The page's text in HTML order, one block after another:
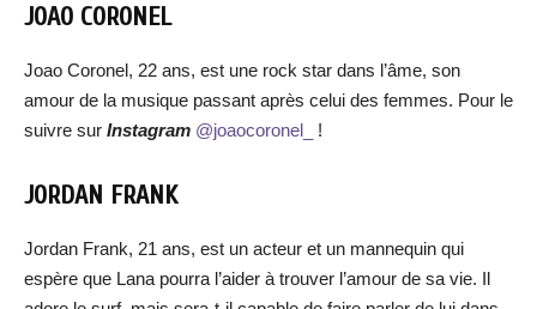
JOAO CORONEL
Joao Coronel, 22 ans, est une rock star dans l’âme, son
amour de la musique passant après celui des femmes. Pour le
suivre sur Instagram @joaocoronel_ !
JORDAN FRANK
Jordan Frank, 21 ans, est un acteur et un mannequin qui
espère que Lana pourra l’aider à trouver l’amour de sa vie. Il